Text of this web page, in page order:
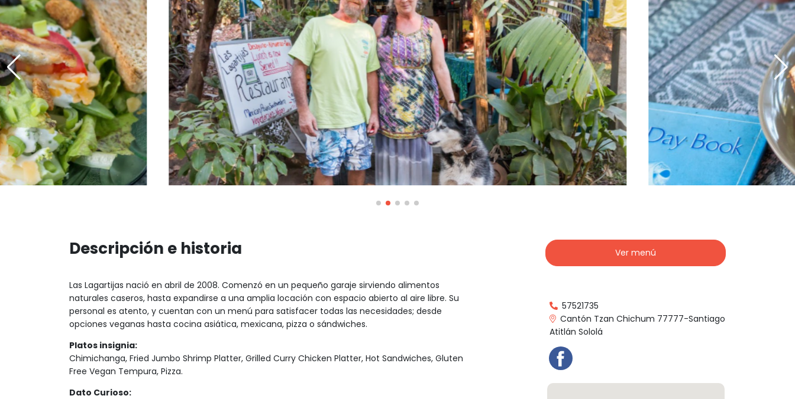
Descripción e historia
Las Lagartijas nació en abril de 2008. Comenzó en un pequeño garaje sirviendo alimentos
naturales caseros, hasta expandirse a una amplia locación con espacio abierto al aire libre. Su
personal es atento, y cuentan con un menú para satisfacer todas las necesidades; desde
opciones veganas hasta cocina asiática, mexicana, pizza o sándwiches.
Platos insignia:
Chimichanga, Fried Jumbo Shrimp Platter, Grilled Curry Chicken Platter, Hot Sandwiches, Gluten
Free Vegan Tempura, Pizza.
Dato Curioso:
Ver menú
57521735
Cantón Tzan Chichum 77777-Santiago
Atitlán Sololá